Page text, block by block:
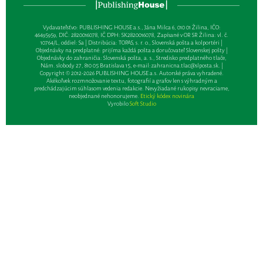
Vydavateľsťvo: PUBLISHING HOUSE a.s., Jána Milca 6, 010 01 Žilina, IČO:
46495959, DIČ: 2820016078, IČ DPH: SK2820016078, Zapísané v OR SR Žilina: vl. č.
10764/L, oddiel: Sa | Distribúcia: TOPAS, s. r. o., Slovenská pošta a kolportéri |
Objednávky na predplatné: prijíma každá pošta a doručovateľ Slovenskej pošty |
Objednávky do zahraničia: Slovenská pošta, a. s., Stredisko predplatného tlače,
Nám. slobody 27, 810 05 Bratislava 15, e-mail:zahranicna.tlac@slposta.sk. |
Copyright © 2012-2026 PUBLISHING HOUSE a.s. Autorské práva vyhradené.
Akékoľvek rozmnožovanie textu, fotografií a grafov len s výhradným a
predchádzajúcim súhlasom vedenia redakcie. Nevyžiadané rukopisy nevraciame,
neobjednané nehonorujeme. Etický kódex novinára
VyrobiloSoft Studio